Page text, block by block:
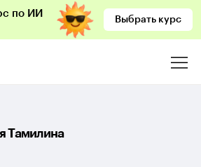
по ИИ
Выбрать курс
Тамилина